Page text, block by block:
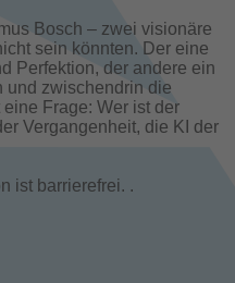
Bosch – zwei visionäre
sein könnten. Der eine
Perfektion, der andere ein
und zwischendrin die
Frage: Wer ist der
Vergangenheit, die KI der
ist barrierefrei. .